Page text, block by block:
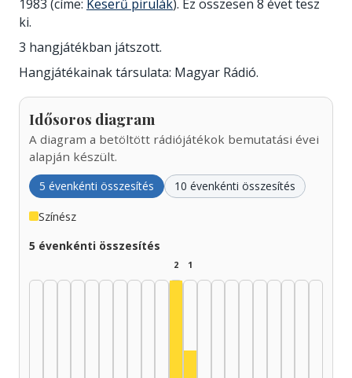
1983 (címe: Keserű pirulák). Ez összesen 8 évet tesz
ki.
3 hangjátékban játszott.
Hangjátékainak társulata: Magyar Rádió.
Idősoros diagram
A diagram a betöltött rádiójátékok bemutatási évei
alapján készült.
5 évenkénti összesítés 10 évenkénti összesítés
Színész
5 évenkénti összesítés
2 1